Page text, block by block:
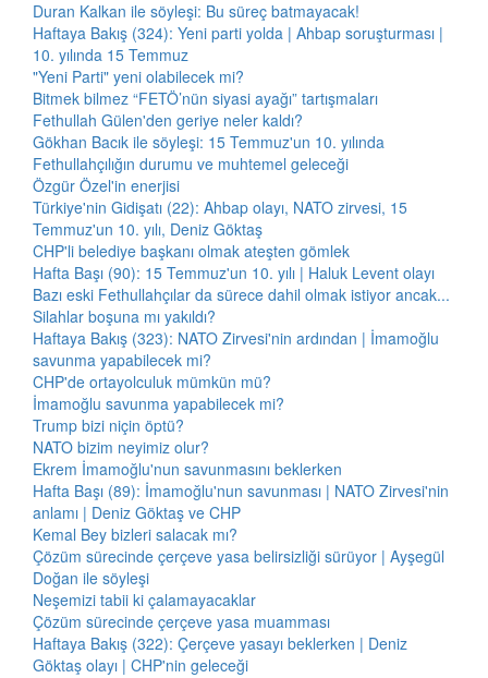
Duran Kalkan ile söyleşi: Bu süreç batmayacak!
Haftaya Bakış (324): Yeni parti yolda | Ahbap soruşturması |
10. yılında 15 Temmuz
"Yeni Parti" yeni olabilecek mi?
Bitmek bilmez “FETÖ’nün siyasi ayağı” tartışmaları
Fethullah Gülen'den geriye neler kaldı?
Gökhan Bacık ile söyleşi: 15 Temmuz'un 10. yılında
Fethullahçılığın durumu ve muhtemel geleceği
Özgür Özel'in enerjisi
Türkiye'nin Gidişatı (22): Ahbap olayı, NATO zirvesi, 15
Temmuz'un 10. yılı, Deniz Göktaş
CHP'li belediye başkanı olmak ateşten gömlek
Hafta Başı (90): 15 Temmuz'un 10. yılı | Haluk Levent olayı
Bazı eski Fethullahçılar da sürece dahil olmak istiyor ancak...
Silahlar boşuna mı yakıldı?
Haftaya Bakış (323): NATO Zirvesi'nin ardından | İmamoğlu
savunma yapabilecek mi?
CHP'de ortayolculuk mümkün mü?
İmamoğlu savunma yapabilecek mi?
Trump bizi niçin öptü?
NATO bizim neyimiz olur?
Ekrem İmamoğlu'nun savunmasını beklerken
Hafta Başı (89): İmamoğlu'nun savunması | NATO Zirvesi'nin
anlamı | Deniz Göktaş ve CHP
Kemal Bey bizleri salacak mı?
Çözüm sürecinde çerçeve yasa belirsizliği sürüyor | Ayşegül
Doğan ile söyleşi
Neşemizi tabii ki çalamayacaklar
Çözüm sürecinde çerçeve yasa muamması
Haftaya Bakış (322): Çerçeve yasayı beklerken | Deniz
Göktaş olayı | CHP'nin geleceği